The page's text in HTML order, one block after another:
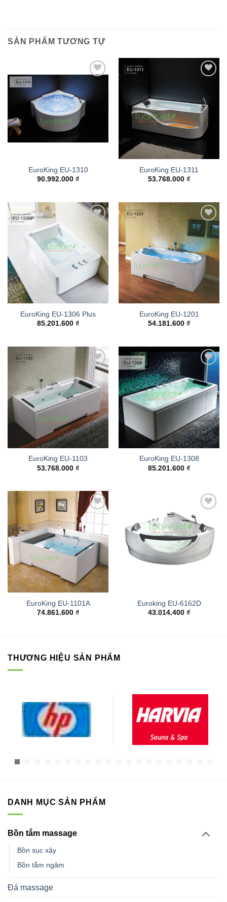
SẢN PHẨM TƯƠNG TỰ
EuroKing EU-1310
90.992.000 ₫
EuroKing EU-1311
53.768.000 ₫
Add to
wishlist
EuroKing EU-1306 Plus
85.201.600 ₫
Add to
wishlist
EuroKing EU-1201
54.181.600 ₫
Add to
wishlist
EuroKing EU-1103
53.768.000 ₫
Add to
wishlist
EuroKing EU-1308
85.201.600 ₫
wishlist
EuroKing EU-1101A
74.861.600 ₫
Add to
wishlist
Euroking EU-6162D
43.014.400 ₫
THƯƠNG HIỆU SẢN PHẨM
DANH MỤC SẢN PHẨM
Bồn tắm massage
Bồn sục xây
Bồn tắm ngâm
Đá massage